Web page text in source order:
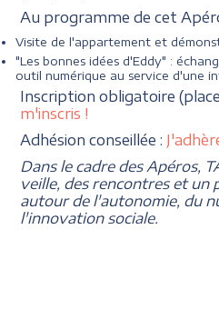
Au programme de cet
Visite de l'appartement et
"Les bonnes idées d'Eddy" :
outil numérique au service d'une
Inscription obligatoire
m'inscris !
Adhésion conseillée :
Dans le cadre des Apéros,
veille, des rencontres et un
autour de l'autonomie, du
l'innovation sociale.